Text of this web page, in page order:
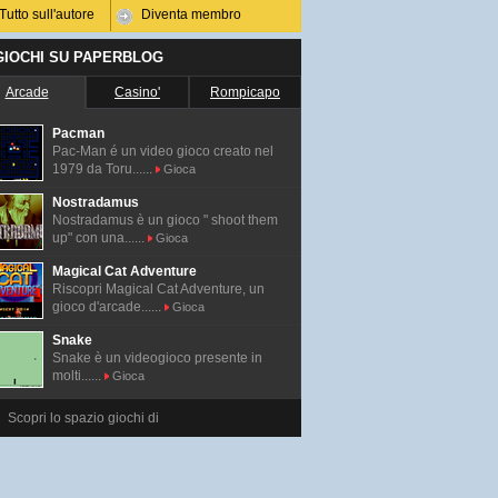
Tutto sull'autore Diventa membro
SU PAPERBLOG
Arcade Casino' Rompicapo
Pacman
Pac-Man é un video gioco creato nel
1979 da Toru......
Gioca
Nostradamus
Nostradamus è un gioco " shoot them
up" con una......
Gioca
Magical Cat Adventure
Riscopri Magical Cat Adventure, un
gioco d'arcade......
Gioca
Snake
Snake è un videogioco presente in
molti......
Gioca
Scopri lo spazio giochi di